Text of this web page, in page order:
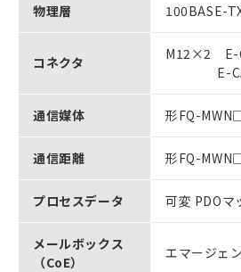
物理層 100BASE-
コネクタ
M12×2 E-
E-CAT
通信媒体 形FQ-
通信距離 形FQ-
プロセスデータ 可変 PDO
メールボックス
（CoE）
エマージェ